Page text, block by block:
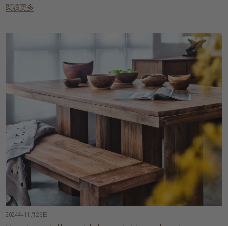
閱讀更多
2024年11月26日